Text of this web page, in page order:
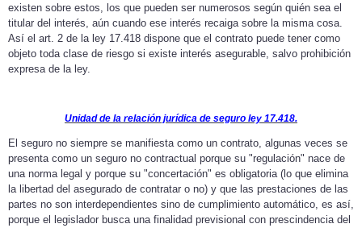
existen sobre estos, los que pueden ser numerosos según quién sea el
titular del interés, aún cuando ese interés recaiga sobre la misma cosa.
Así el art. 2 de la ley 17.418 dispone que el contrato puede tener como
objeto toda clase de riesgo si existe interés asegurable, salvo prohibición
expresa de la ley.
Unidad de la relación jurídica de seguro ley 17.418.
El seguro no siempre se manifiesta como un contrato, algunas veces se
presenta como un seguro no contractual porque su "regulación" nace de
una norma legal y porque su "concertación" es obligatoria (lo que elimina
la libertad del asegurado de contratar o no) y que las prestaciones de las
partes no son interdependientes sino de cumplimiento automático, es así,
porque el legislador busca una finalidad previsional con prescindencia del